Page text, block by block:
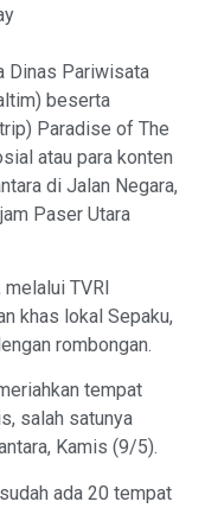
Dinas Pariwisata
beserta
Paradise of The
atau para konten
di Jalan Negara,
Paser Utara
TVRI
khas lokal Sepaku,
rombongan.
tempat
salah satunya
Kamis (9/5).
ada 20 tempat